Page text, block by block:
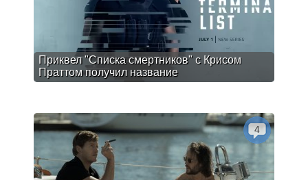
Приквел "Списка смертников" с Крисом
Праттом получил название
4